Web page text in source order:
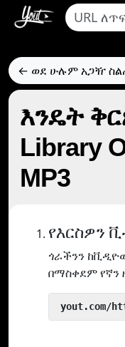
← ወደ ሁሉም አጋዥ
እንዴት
Library
MP3
የእርስዎን
ጎራችንን
በማስቀደም የኛን
yout.com/